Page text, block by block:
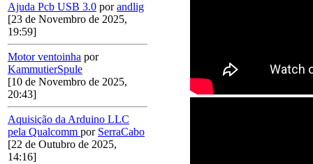
Ajuda Pcb USB 3.0 porandlig
[23 de Novembro de 2025,
19:59]
Motor ventoinha por
KammutierSpule
[10 de Novembro de 2025,
20:43]
Aquisição da Arduino LLC
pela Qualcomm por SerraCabo
[22 de Outubro de 2025,
14:16]